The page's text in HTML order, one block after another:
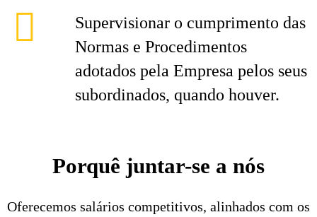
Supervisionar o cumprimento das
Normas e Procedimentos
adotados pela Empresa pelos seus
subordinados, quando houver.
Porquê juntar-se a nós
Oferecemos salários competitivos, alinhados com os